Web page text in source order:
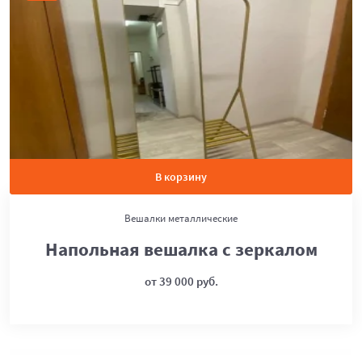
В корзину
Вешалки металлические
Напольная вешалка с зеркалом
от 39 000 руб.